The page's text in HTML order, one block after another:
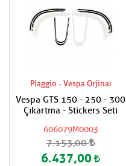
Piaggio - Vespa Orjinal
Vespa GTS 150 - 250 - 300
Çıkartma - Stickers Seti
606079M0003
7.153,00
6.437,00